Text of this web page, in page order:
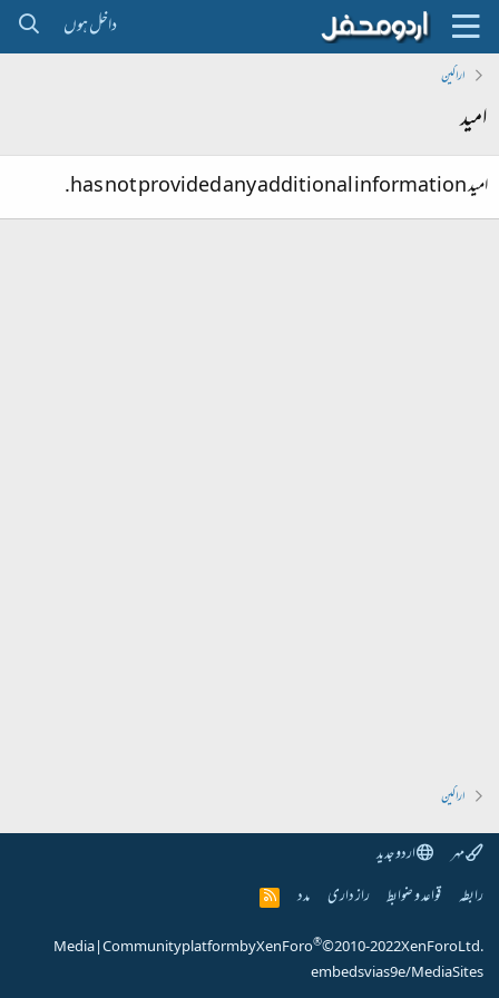
داخل ہوں
اراکین
امید
امید has not provided any additional information.
اراکین
مہر
اردو جدید
رابطہ قواعد و ضوابط راز داری مدد
R
S
Community platform by XenForo®© 2010-2022 XenForo Ltd.
|
Media
embeds via s9e/MediaSites